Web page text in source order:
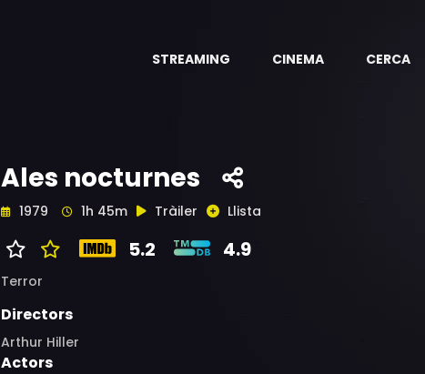
STREAMING CINEMA CERCA
Ales nocturnes
1979 1h 45m Tràiler Llista
5.2 4.9
Terror
Directors
Arthur Hiller
Actors